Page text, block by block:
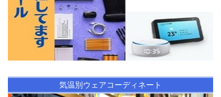
気温別ウェアコーディネート